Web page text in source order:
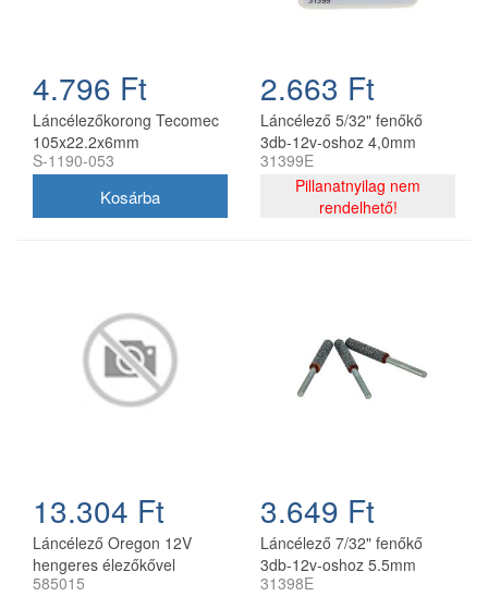
4.796 Ft
Láncélezőkorong Tecomec
105x22.2x6mm
S-1190-053
2.663 Ft
Láncélező 5/32" fenőkő
3db-12v-oshoz 4,0mm
31399E
Pillanatnyilag nem
rendelhető!
13.304 Ft
Láncélező Oregon 12V
hengeres élezőkővel
585015
3.649 Ft
Láncélező 7/32" fenőkő
3db-12v-oshoz 5.5mm
31398E